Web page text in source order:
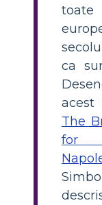
ca
acest
The
for